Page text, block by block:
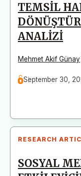
TEMSİL
ANALİZİ
Mehmet Akif Günay
September 30,
RESEARCH
SOSYAL